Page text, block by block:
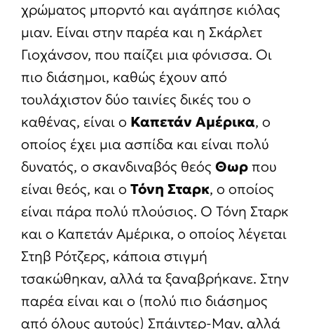
χρώματος μπορντό και αγάπησε κιόλας
μιαν. Είναι στην παρέα και η Σκάρλετ
Γιοχάνσον, που παίζει μια φόνισσα. Οι
πιο διάσημοι, καθώς έχουν από
τουλάχιστον δύο ταινίες δικές του ο
καθένας, είναι ο Καπετάν Αμέρικα, ο
οποίος έχει μια ασπίδα και είναι πολύ
δυνατός, ο σκανδιναβός θεός Θωρπου
είναι θεός, και ο Τόνη Σταρκ, ο οποίος
είναι πάρα πολύ πλούσιος. Ο Τόνη Σταρκ
και ο Καπετάν Αμέρικα, ο οποίος λέγεται
Στηβ Ρότζερς, κάποια στιγμή
τσακώθηκαν, αλλά τα ξαναβρήκανε. Στην
παρέα είναι και ο (πολύ πιο διάσημος
από όλους αυτούς) Σπάιντερ-Μαν, αλλά